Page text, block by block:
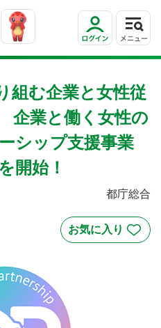
組む企業と女性従
企業と働く女性の
シップ支援事業
開始！
都庁総合